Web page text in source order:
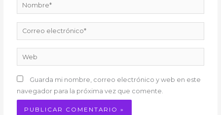
Correo
electrónico*
Web
Guarda mi nombre, correo electrónico y web en este
navegador para la próxima vez que comente.